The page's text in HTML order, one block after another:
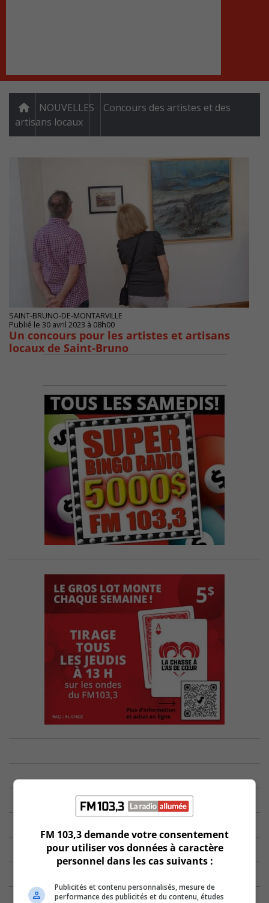
NOUVELLES
Concours des artistes et des
artisans locaux
SAINT-BRUNO-DE-MONTARVILLE
Publié le 30 avril 2023 à 08h00
Un concours pour les artistes et artisans
locaux de Saint-Bruno
FM 103,3 demande votre consentement
pour utiliser vos données à caractère
personnel dans les cas suivants :
Publicités et contenu personnalisés, mesure de
performance des publicités et du contenu, études